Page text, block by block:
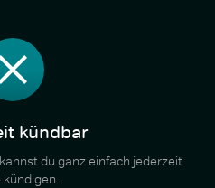
kündbar
du ganz einfach jederzeit
kündigen.